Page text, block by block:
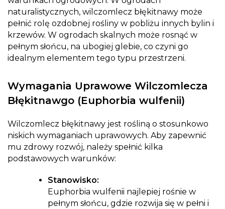
naturalistycznych, wilczomlecz błękitnawy może
pełnić rolę ozdobnej rośliny w pobliżu innych bylin i
krzewów. W ogrodach skalnych może rosnąć w
pełnym słońcu, na ubogiej glebie, co czyni go
idealnym elementem tego typu przestrzeni.
Wymagania Uprawowe Wilczomlecza
Błękitnawgo (Euphorbia wulfenii)
Wilczomlecz błękitnawy jest rośliną o stosunkowo
niskich wymaganiach uprawowych. Aby zapewnić
mu zdrowy rozwój, należy spełnić kilka
podstawowych warunków:
Stanowisko:
Euphorbia wulfenii najlepiej rośnie w
pełnym słońcu, gdzie rozwija się w pełni i